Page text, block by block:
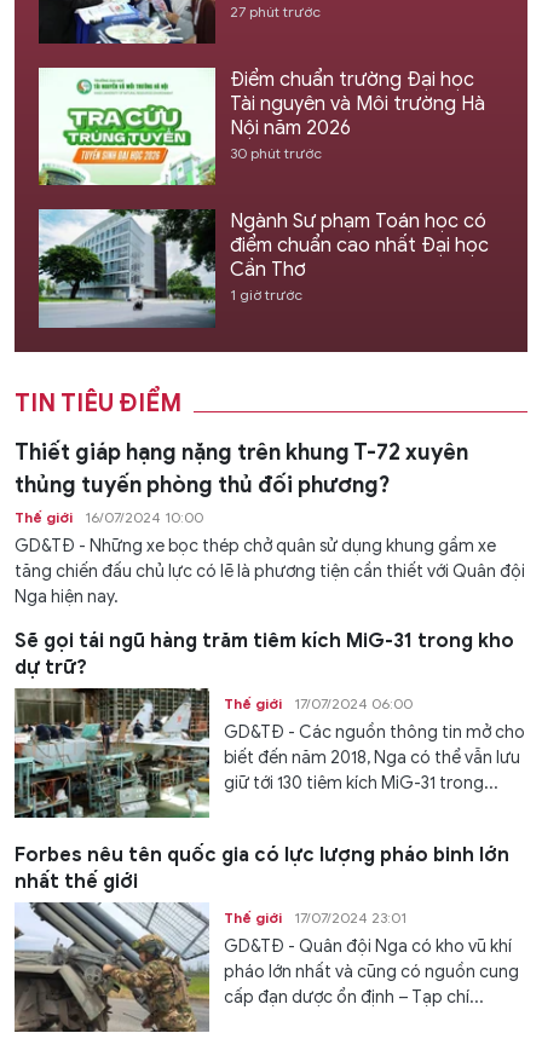
27 phút trước
Điểm chuẩn trường Đại học
Tài nguyên và Môi trường Hà
Nội năm 2026
30 phút trước
Ngành Sư phạm Toán học có
điểm chuẩn cao nhất Đại học
Cần Thơ
1 giờ trước
TIN TIÊU ĐIỂM
Thiết giáp hạng nặng trên khung T-72 xuyên
thủng tuyến phòng thủ đối phương?
Thế giới 16/07/2024 10:00
GD&TĐ - Những xe bọc thép chở quân sử dụng khung gầm xe
tăng chiến đấu chủ lực có lẽ là phương tiện cần thiết với Quân đội
Nga hiện nay.
Sẽ gọi tái ngũ hàng trăm tiêm kích MiG-31 trong kho
dự trữ?
Thế giới 17/07/2024 06:00
GD&TĐ - Các nguồn thông tin mở cho
biết đến năm 2018, Nga có thể vẫn lưu
giữ tới 130 tiêm kích MiG-31 trong...
Forbes nêu tên quốc gia có lực lượng pháo binh lớn
nhất thế giới
Thế giới 17/07/2024 23:01
GD&TĐ - Quân đội Nga có kho vũ khí
pháo lớn nhất và cũng có nguồn cung
cấp đạn dược ổn định – Tạp chí...